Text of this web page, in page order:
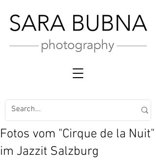
Fotos vom "Cirque de la Nuit"
im Jazzit Salzburg